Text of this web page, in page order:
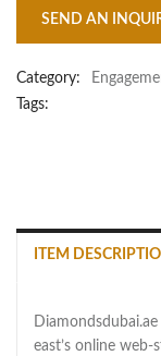
SEND AN
Category:
Tags:
ITEM
east’s online